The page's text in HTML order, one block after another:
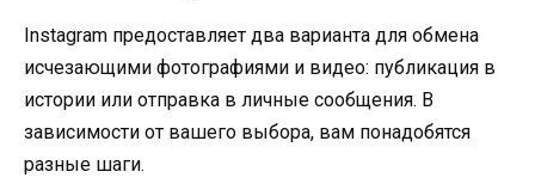
Instagram предоставляет два варианта для обмена
исчезающими фотографиями и видео: публикация в
истории или отправка в личные сообщения. В
зависимости от вашего выбора, вам понадобятся
разные шаги.